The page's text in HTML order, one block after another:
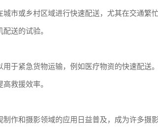
城市或乡村区域进行快速配送，尤其在交通繁
送的试验。
用于紧急货物运输，例如医疗物资的快速配送
救援效率。
制作和摄影领域的应用日益普及，成为许多摄